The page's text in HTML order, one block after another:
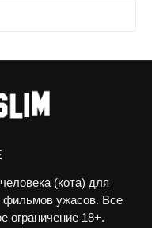
(кота) для
фильмов ужасов. Все
ограничение 18+.